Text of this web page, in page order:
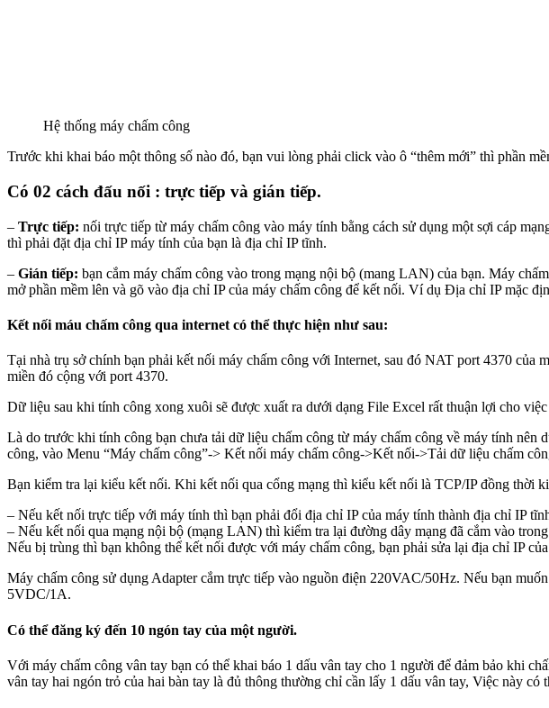
Hệ thống máy chấm công
Trước khi khai báo một thông số nào đó, bạn vui lòng phải click vào ô “thêm mới” thì phần
Có 02 cách đấu nối : trực tiếp và gián tiếp.
– Trực tiếp: nối trực tiếp từ máy chấm công vào máy tính bằng cách sử dụng một sợi cáp
thì phải đặt địa chỉ IP máy tính của bạn là địa chỉ IP tĩnh.
– Gián tiếp: bạn cắm máy chấm công vào trong mạng nội bộ (mang LAN) của bạn. Máy
mở phần mềm lên và gõ vào địa chỉ IP của máy chấm công để kết nối. Ví dụ Địa chỉ IP mặc
Kết nối máu chấm công qua internet có thể thực hiện như sau:
Tại nhà trụ sở chính bạn phải kết nối máy chấm công với Internet, sau đó NAT port 4370 của
miền đó cộng với port 4370.
Dữ liệu sau khi tính công xong xuôi sẽ được xuất ra dưới dạng File Excel rất thuận lợi cho
Là do trước khi tính công bạn chưa tải dữ liệu chấm công từ máy chấm công về máy tính
công, vào Menu “Máy chấm công”-> Kết nối máy chấm công->Kết nối->Tải dữ liệu chấm
Bạn kiểm tra lại kiểu kết nối. Khi kết nối qua cổng mạng thì kiểu kết nối là TCP/IP đồng thời
– Nếu kết nối trực tiếp với máy tính thì bạn phải đổi địa chỉ IP của máy tính thành địa chỉ IP
– Nếu kết nối qua mạng nội bộ (mạng LAN) thì kiểm tra lại đường dây mạng đã cắm vào
Nếu bị trùng thì bạn không thể kết nối được với máy chấm công, bạn phải sửa lại địa chỉ IP
Máy chấm công sử dụng Adapter cắm trực tiếp vào nguồn điện 220VAC/50Hz. Nếu bạn
5VDC/1A.
Có thể đăng ký đến 10 ngón tay của một người.
Với máy chấm công vân tay bạn có thể khai báo 1 dấu vân tay cho 1 người để đảm bảo khi
vân tay hai ngón trỏ của hai bàn tay là đủ thông thường chỉ cần lấy 1 dấu vân tay, Việc này